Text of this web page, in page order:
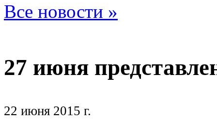
Все новости »
27 июня
22 июня 2015 г.